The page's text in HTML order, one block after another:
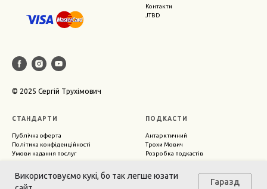
Використовуємо кукі, бо так легше юзати
Гаразд
© 2025 Сергій Трухімович
Контакти
JTBD
СТАНДАРТИ
Публічна оферта
Політика конфіденційності
Умови надання послуг
ПОДКАСТИ
Антарктичний
Трохи Мович
Розробка подкастів